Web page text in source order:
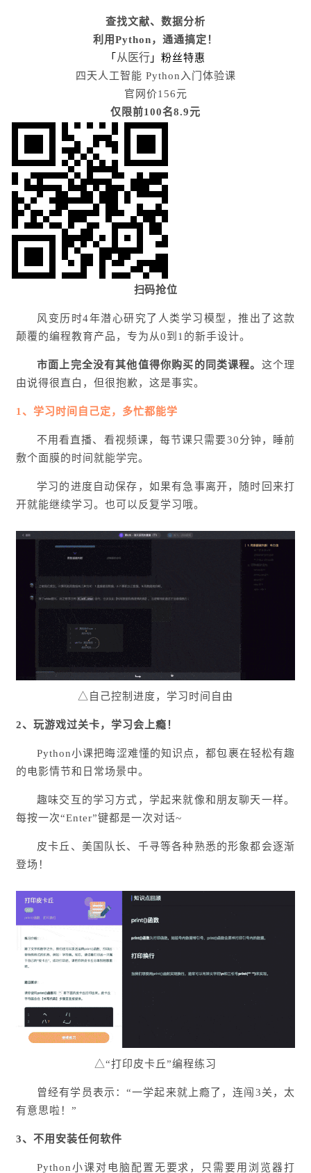
查找文献、数据分析
利用Python，通通搞定！
「 从医行 」粉丝特惠
四天人工智能 Python入门体验课
官网价156元
仅限前100名8.9元
扫码抢位
风变历时4年潜心研究了人类学习模型，推出了这款
颠覆的编程教育产品，专为从0到1的新手设计。
市面上完全没有其他值得你购买的同类课程。 这个理
由说得很直白，但很抱歉，这是事实。
1、学习时间自己定，多忙都能学
不用看直播、看视频课，每节课只需要30分钟，睡前
敷个面膜的时间就能学完。
学习的进度自动保存，如果有急事离开，随时回来打
开就能继续学习。也可以反复学习哦。
△自己控制进度，学习时间自由
2、玩游戏过关卡，学习会上瘾！
Python小课把晦涩难懂的知识点，都包裹在轻松有趣
的电影情节和日常场景中。
趣味交互的学习方式，学起来就像和朋友聊天一样。
每按一次“Enter”键都是一次对话~
皮卡丘、美国队长、千寻等各种熟悉的形象都会逐渐
登场！
△“打印皮卡丘”编程练习
曾经有学员表示：“一学起来就上瘾了，连闯3关，太
有意思啦！”
3、不用安装任何软件
Python小课对电脑配置无要求，只需要用浏览器打